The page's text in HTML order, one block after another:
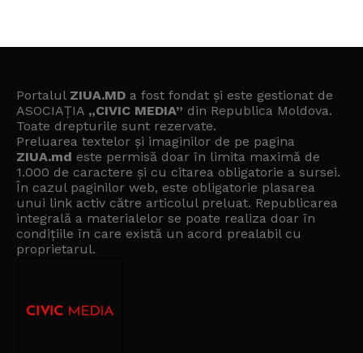
Portalul ZIUA.MD a fost fondat și este gestionat de
ASOCIAȚIA „CIVIC MEDIA” din Republica Moldova.
Toate drepturile sunt rezervate.
Preluarea textelor și imaginilor de pe pagina
ZIUA.md este permisă doar în limita maximă de
1.000 de caractere și cu citarea obligatorie a sursei.
În cazul paginilor web, este obligatorie plasarea
unui link activ către articolul preluat. Republicarea
integrală a materialelor se poate realiza doar în
condițiile în care există un acord prealabil cu
proprietarul.